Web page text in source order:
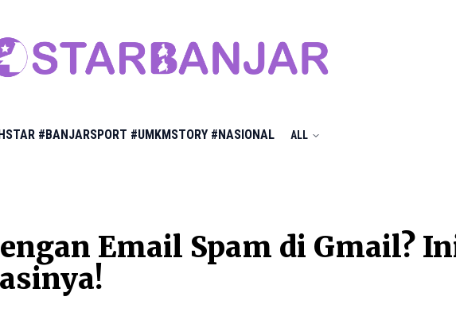
#BANJARSPORT #UMKMSTORY #NASIONAL ALL
Email Spam di Gmail?